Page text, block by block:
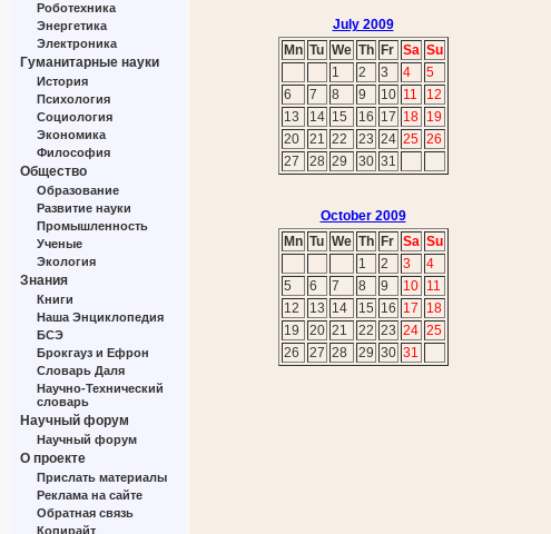
Роботехника
Энергетика
Электроника
Гуманитарные науки
История
Психология
Социология
Экономика
Философия
Общество
Образование
Развитие науки
Промышленность
Ученые
Экология
Знания
Книги
Наша Энциклопедия
БСЭ
Брокгауз и Ефрон
Словарь Даля
Научно-Технический
словарь
Научный форум
Научный форум
О проекте
Прислать материалы
Реклама на сайте
Обратная связь
Копирайт
July 2009
Mn Tu We Th Fr Sa Su
1
2 3 4
5
6
7 8 9 10 11
12
13
14 15 16 17 18
19
20
21 22 23 24 25 26
27
28 29 30 31
October 2009
Mn Tu We Th Fr Sa Su
1
2 3
4
5
6 7 8 9 10
11
12
13 14 15 16 17
18
19
20 21 22 23 24 25
26
27 28 29 30 31